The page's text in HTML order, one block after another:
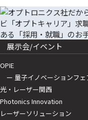
展示会/イベント
OPIE
ー 量子イノベーションフェ
光・レーザー関西
Photonics Innovation
レーザーソリューション